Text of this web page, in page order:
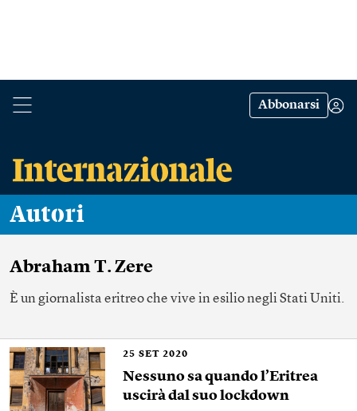
Abbonarsi
Autori
Abraham T. Zere
È un giornalista eritreo che vive in esilio negli Stati Uniti.
25 SET 2020
Nessuno sa quando l’Eritrea
uscirà dal suo lockdown